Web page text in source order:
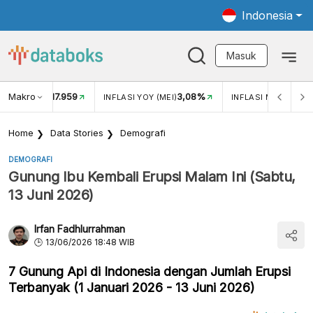
Indonesia
Masuk
Makro
USD/IDR 17.959 INFLASI YOY (MEI)3,08% INFLASI MOM (MEI)
Home Data Stories Demografi
DEMOGRAFI
Gunung Ibu Kembali Erupsi Malam Ini (Sabtu,
13 Juni 2026)
Irfan Fadhlurrahman
13/06/2026 18:48 WIB
7 Gunung Api di Indonesia dengan Jumlah Erupsi
Terbanyak (1 Januari 2026 - 13 Juni 2026)